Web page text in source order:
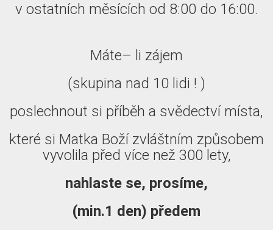
v ostatních měsících od 8:00 do 16:00.
Máte– li zájem
(skupina nad 10 lidi ! )
poslechnout si příběh a svědectví místa,
které si Matka Boží zvláštním způsobem
vyvolila před více než 300 lety,
nahlaste se, prosíme,
(min.1 den) předem